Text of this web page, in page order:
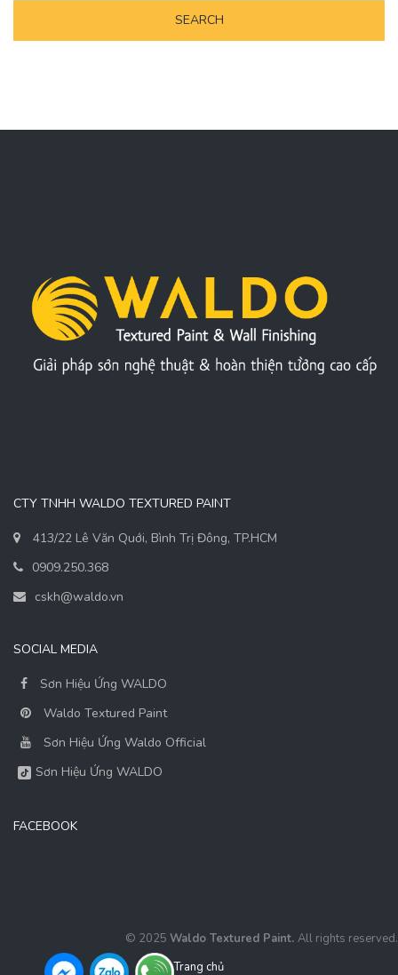
CTY TNHH WALDO TEXTURED PAINT
413/22 Lê Văn Quới, Bình Trị Đông, TP.HCM
0909.250.368
cskh@waldo.vn
SOCIAL MEDIA
Sơn Hiệu Ứng WALDO
Waldo Textured Paint
Sơn Hiệu Ứng Waldo Official
Sơn Hiệu Ứng WALDO
FACEBOOK
© 2025 Waldo Textured Paint. All rights reserved.
Trang chủ